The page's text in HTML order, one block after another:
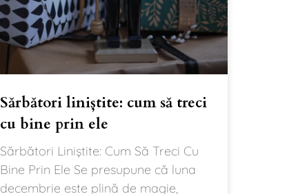
Sărbători liniștite: cum să treci
cu bine prin ele
Sărbători Liniștite: Cum Să Treci Cu
Bine Prin Ele Se presupune că luna
decembrie este plină de magie,